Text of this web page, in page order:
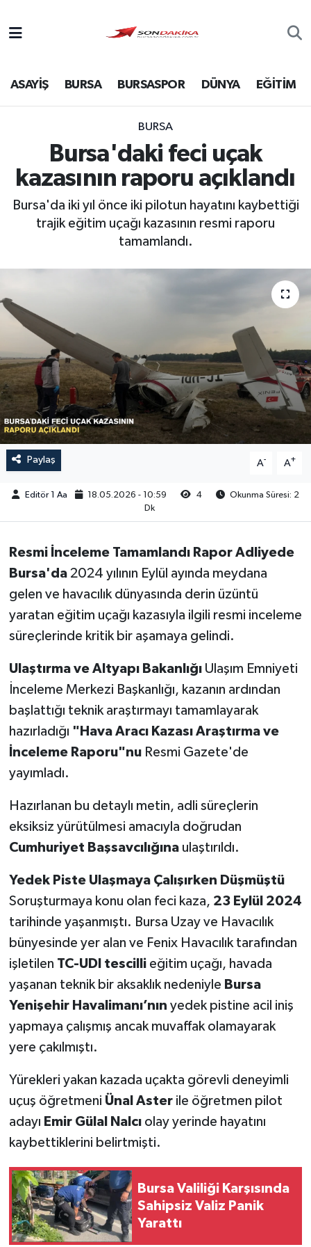
ASAYİŞ BURSA BURSASPOR DÜNYA EĞİTİM
BURSA
Bursa'daki feci uçak
kazasının raporu açıklandı
Bursa'da iki yıl önce iki pilotun hayatını kaybettiği
trajik eğitim uçağı kazasının resmi raporu
tamamlandı.
Paylaş A- A+
Editör 1 Aa 18.05.2026 - 10:59 4
Okunma Süresi: 2
Dk
Resmi İnceleme Tamamlandı Rapor Adliyede
Bursa'da2024 yılının Eylül ayında meydana
gelen ve havacılık dünyasında derin üzüntü
yaratan eğitim uçağı kazasıyla ilgili resmi inceleme
süreçlerinde kritik bir aşamaya gelindi.
Ulaştırma ve Altyapı BakanlığıUlaşım Emniyeti
İnceleme Merkezi Başkanlığı, kazanın ardından
başlattığı teknik araştırmayı tamamlayarak
hazırladığı "Hava Aracı Kazası Araştırma ve
İnceleme Raporu"nuResmi Gazete'de
yayımladı.
Hazırlanan bu detaylı metin, adli süreçlerin
eksiksiz yürütülmesi amacıyla doğrudan
Cumhuriyet Başsavcılığınaulaştırıldı.
Yedek Piste Ulaşmaya Çalışırken Düşmüştü
Soruşturmaya konu olan feci kaza, 23 Eylül 2024
tarihinde yaşanmıştı. Bursa Uzay ve Havacılık
bünyesinde yer alan ve Fenix Havacılık tarafından
işletilen TC-UDI tescillieğitim uçağı, havada
yaşanan teknik bir aksaklık nedeniyle Bursa
Yenişehir Havalimanı’nın yedek pistine acil iniş
yapmaya çalışmış ancak muvaffak olamayarak
yere çakılmıştı.
Yürekleri yakan kazada uçakta görevli deneyimli
uçuş öğretmeni Ünal Asterile öğretmen pilot
adayı Emir Gülal Nalcıolay yerinde hayatını
kaybettiklerini belirtmişti.
Bursa Valiliği Karşısında
Sahipsiz Valiz Panik
Yarattı
Bursa
Ekonomi
Genel
Sağlık
Siyaset
Spor
Türkiye